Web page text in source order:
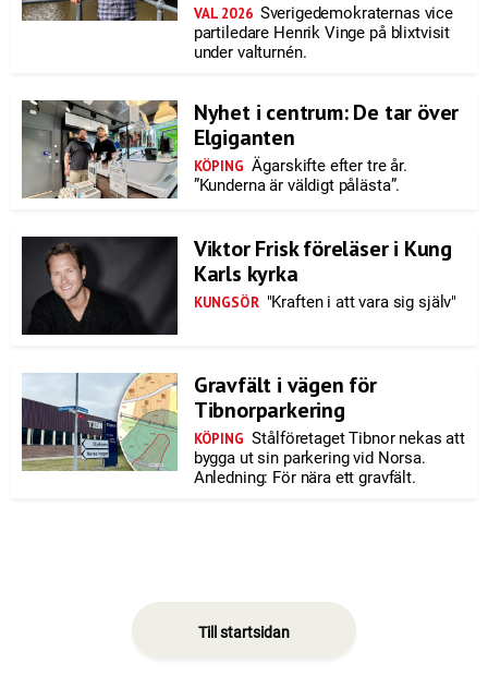
VAL 2026 Sverigedemokraternas vice
partiledare Henrik Vinge på blixtvisit
under valturnén.
Nyhet i centrum: De tar över
Elgiganten
KÖPING Ägarskifte efter tre år.
”Kunderna är väldigt pålästa”.
Viktor Frisk föreläser i Kung
Karls kyrka
KUNGSÖR "Kraften i att vara sig själv"
Gravfält i vägen för
Tibnorparkering
KÖPING Stålföretaget Tibnor nekas att
bygga ut sin parkering vid Norsa.
Anledning: För nära ett gravfält.
Till startsidan